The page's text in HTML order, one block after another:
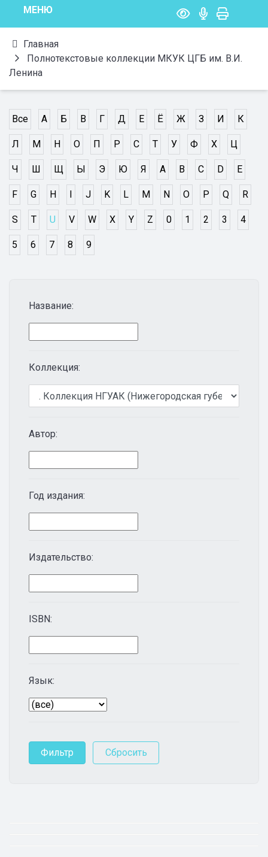
МЕНЮ
Главная
Полнотекстовые коллекции МКУК ЦГБ им. В.И.
Ленина
Название:
Коллекция:
Автор:
Год издания:
Издательство:
ISBN:
Язык:
Все А Б В Г Д Е Ё Ж З И К
Л М Н О П Р С Т У Ф Х Ц
Ч Ш Щ Ы Э Ю Я A B C D E
F G H I J K L M N O P Q R
S T U V W X Y Z 0 1 2 3 4
5 6 7 8 9